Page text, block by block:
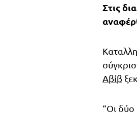
Στις
Αβίβ
“Οι δύο